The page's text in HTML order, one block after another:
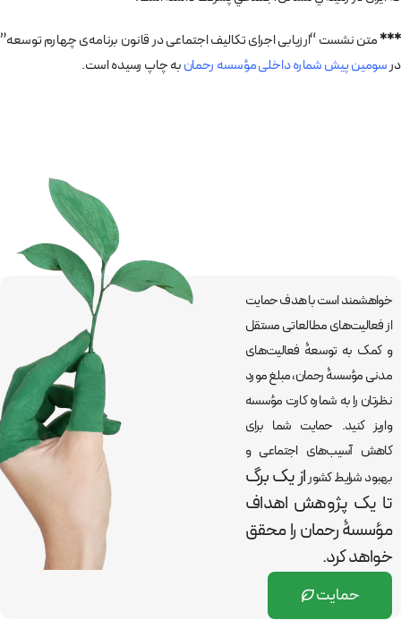
***‌متن نشست “ارزیابی اجرای تکالیف اجتماعی در قانون برنامه‌ی چهارم توسعه”
درسومین پیش شماره داخلی مؤسسه رحمانبه چاپ رسیده است.
خواهشمند است با هدف حمایت
از فعالیت‌های مطالعاتی مستقل
و کمک به توسعۀ فعالیت‌های
مدنی مؤسسۀ رحمان، مبلغ مورد
نظرتان را به شماره کارت مؤسسه
واریز کنید. حمایت شما برای
کاهش آسیب‌های اجتماعی و
بهبود شرایط کشوراز یک برگ
تا یک پژوهش اهداف
مؤسسۀ رحمان رامحقق
خواهد کرد.
حمایت